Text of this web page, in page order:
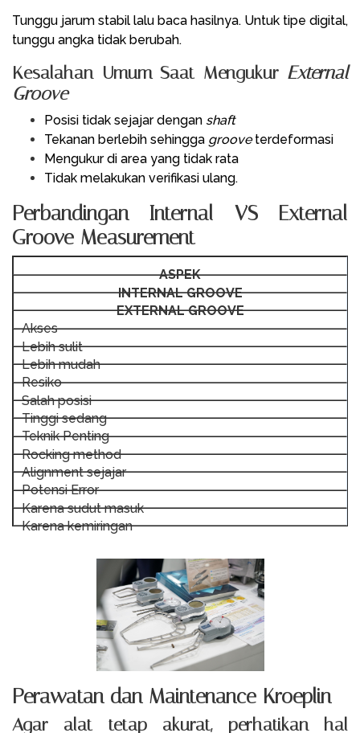
Tunggu jarum stabil lalu baca hasilnya. Untuk tipe digital,
tunggu angka tidak berubah.
Kesalahan Umum Saat Mengukur External
Groove
Posisi tidak sejajar dengan shaft
Tekanan berlebih sehingga grooveterdeformasi
Mengukur di area yang tidak rata
Tidak melakukan verifikasi ulang.
Perbandingan Internal VS External
Groove Measurement
ASPEK
INTERNAL GROOVE
EXTERNAL GROOVE
Akses
Lebih sulit
Lebih mudah
Resiko
Salah posisi
Tinggi sedang
Teknik Penting
Rocking method
Alignment sejajar
Potensi Error
Karena sudut masuk
Karena kemiringan
Perawatan dan Maintenance Kroeplin
Agar alat tetap akurat, perhatikan hal